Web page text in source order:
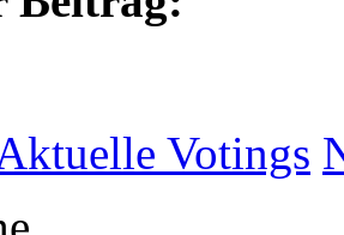
Votings